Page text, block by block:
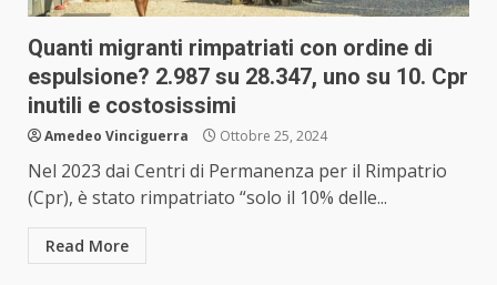
Quanti migranti rimpatriati con ordine di
espulsione? 2.987 su 28.347, uno su 10. Cpr
inutili e costosissimi
Amedeo Vinciguerra Ottobre 25, 2024
Nel 2023 dai Centri di Permanenza per il Rimpatrio
(Cpr), è stato rimpatriato “solo il 10% delle...
Read More